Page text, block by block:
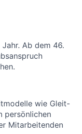
Jahr. Ab dem 46.
wie Gleit-
persönlichen
Mitarbeitenden